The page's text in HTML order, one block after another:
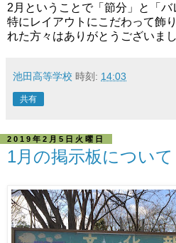
2月ということで「節分」と「バ
特にレイアウトにこだわって飾
れた方々はありがとうございまし
池田高等学校 時刻: 14:03
共有
2019年2月5日火曜日
1月の掲示板について